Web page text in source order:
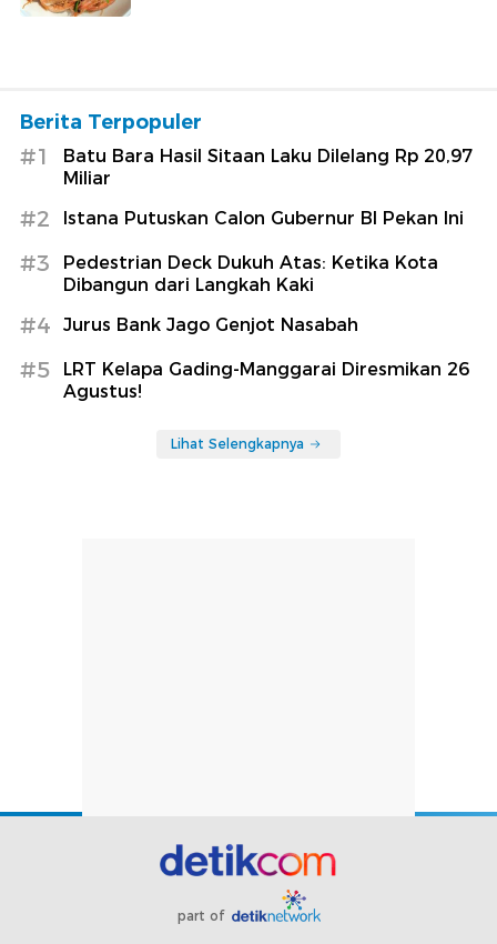
Berita Terpopuler
#1
Batu Bara Hasil Sitaan Laku Dilelang Rp 20,97
Miliar
#2 Istana Putuskan Calon Gubernur BI Pekan Ini
#3
Pedestrian Deck Dukuh Atas: Ketika Kota
Dibangun dari Langkah Kaki
#4 Jurus Bank Jago Genjot Nasabah
#5
LRT Kelapa Gading-Manggarai Diresmikan 26
Agustus!
Lihat Selengkapnya
part of